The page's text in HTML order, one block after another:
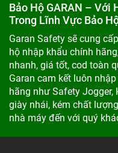
Bảo Hộ GARAN – Với
Trong Lĩnh Vực Bảo
Garan Safety sẽ cung
hộ nhập khẩu chính
nhanh, giá tốt, cod toàn
Garan cam kết luôn
hãng như Safety Jogger,
giày nhái, kém chất
nhà máy đến với quý